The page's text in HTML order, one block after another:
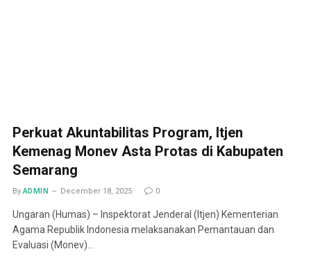
Perkuat Akuntabilitas Program, Itjen
Kemenag Monev Asta Protas di Kabupaten
Semarang
By ADMIN December 18, 2025 0
Ungaran (Humas) – Inspektorat Jenderal (Itjen) Kementerian
Agama Republik Indonesia melaksanakan Pemantauan dan
Evaluasi (Monev)…